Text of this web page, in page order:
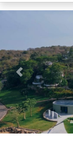
Previous